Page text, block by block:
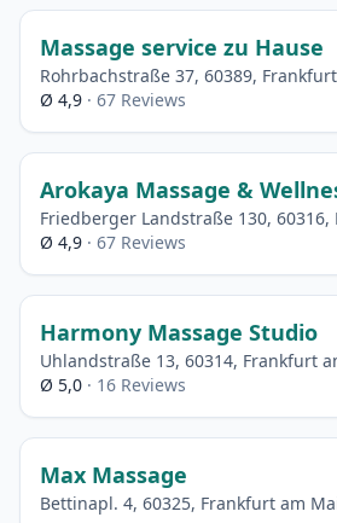
Massage service zu Hause
Rohrbachstraße 37, 60389,
Ø 4,9 · 67 Reviews
Arokaya Massage &
Friedberger Landstraße 130,
Ø 4,9 · 67 Reviews
Harmony Massage Studio
Uhlandstraße 13, 60314, Frankfurt
Ø 5,0 · 16 Reviews
Max Massage
Bettinapl. 4, 60325, Frankfurt am